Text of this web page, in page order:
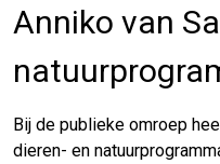
Anniko van
Bij de publieke omroep
dieren- en